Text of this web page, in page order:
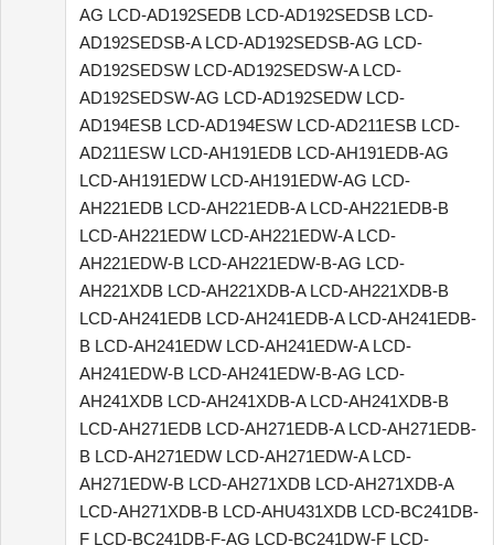
AG LCD-AD192SEDB LCD-AD192SEDSB LCD-
AD192SEDSB-A LCD-AD192SEDSB-AG LCD-
AD192SEDSW LCD-AD192SEDSW-A LCD-
AD192SEDSW-AG LCD-AD192SEDW LCD-
AD194ESB LCD-AD194ESW LCD-AD211ESB LCD-
AD211ESW LCD-AH191EDB LCD-AH191EDB-AG
LCD-AH191EDW LCD-AH191EDW-AG LCD-
AH221EDB LCD-AH221EDB-A LCD-AH221EDB-B
LCD-AH221EDW LCD-AH221EDW-A LCD-
AH221EDW-B LCD-AH221EDW-B-AG LCD-
AH221XDB LCD-AH221XDB-A LCD-AH221XDB-B
LCD-AH241EDB LCD-AH241EDB-A LCD-AH241EDB-
B LCD-AH241EDW LCD-AH241EDW-A LCD-
AH241EDW-B LCD-AH241EDW-B-AG LCD-
AH241XDB LCD-AH241XDB-A LCD-AH241XDB-B
LCD-AH271EDB LCD-AH271EDB-A LCD-AH271EDB-
B LCD-AH271EDW LCD-AH271EDW-A LCD-
AH271EDW-B LCD-AH271XDB LCD-AH271XDB-A
LCD-AH271XDB-B LCD-AHU431XDB LCD-BC241DB-
F LCD-BC241DB-F-AG LCD-BC241DW-F LCD-